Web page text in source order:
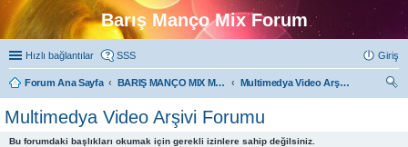
Barış Manço Mix Forum
Hızlı bağlantılar SSS Giriş
Forum Ana Sayfa BARIŞ MANÇO MIX MULTIMEDYA FORUMLARI
Multimedya Video Arşivi Forumu
Multimedya Video Arşivi Forumu
Bu forumdaki başlıkları okumak için gerekli izinlere sahip değilsiniz.